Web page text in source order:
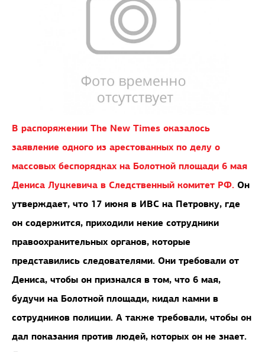
В распоряжении The New Times оказалось
заявление одного из арестованных по делу о
массовых беспорядках на Болотной площади 6 мая
Дениса Луцкевича в Следственный комитет РФ. Он
утверждает, что 17 июня в ИВС на Петровку, где
он содержится, приходили некие сотрудники
правоохранительных органов, которые
представились следователями. Они требовали от
Дениса, чтобы он признался в том, что 6 мая,
будучи на Болотной площади, кидал камни в
сотрудников полиции. А также требовали, чтобы он
дал показания против людей, которых он не знает.